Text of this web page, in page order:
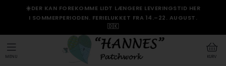
☀️DER KAN FOREKOMME LIDT LÆNGERE LEVERINGSTID HER
I SOMMERPERIODEN. FERIELUKKET FRA 14.–22. AUGUST.
🇩🇰
KURV
MENU